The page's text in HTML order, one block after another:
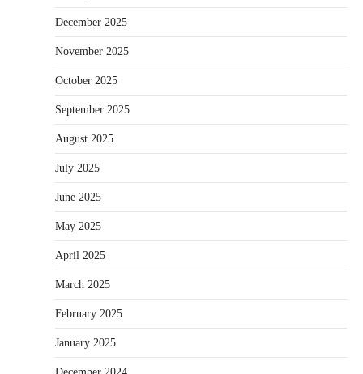
December 2025
November 2025
October 2025
September 2025
August 2025
July 2025
June 2025
May 2025
April 2025
March 2025
February 2025
January 2025